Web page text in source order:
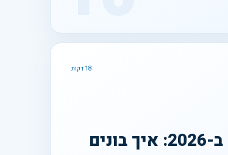
18 דקות
Context Engineering ב-2026: איך בונים